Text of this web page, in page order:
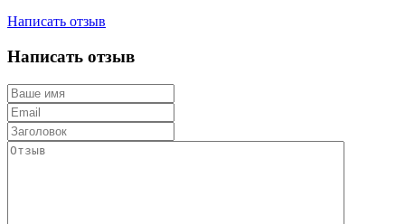
Написать отзыв
Написать отзыв